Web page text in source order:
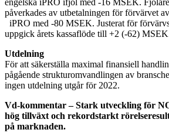
påverkades av utbetalningen för förvärvet
iPRO med -80 MSEK. Justerat för
uppgick årets kassaflöde till +2 (-62)
Utdelning
För att säkerställa maximal finansiell
pågående strukturomvandlingen av
ingen utdelning utgår för 2022.
Vd-kommentar – Stark utveckling för
hög tillväxt och rekordstarkt
på marknaden.